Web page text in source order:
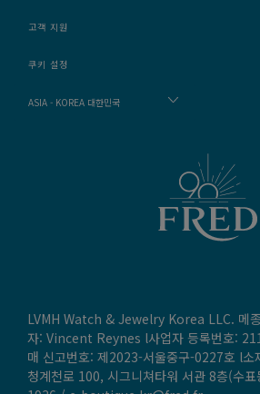
고객 지원
쿠키 설정
ASIA - KOREA 대한민국
LVMH Watch & Jewelry Korea LLC. 메
자: Vincent Reynes l사업자 등록번호:
매 신고번호: 제2023-서울중구-0227호 l소
청계천로 100, 시그니쳐타워 서관 8층(수